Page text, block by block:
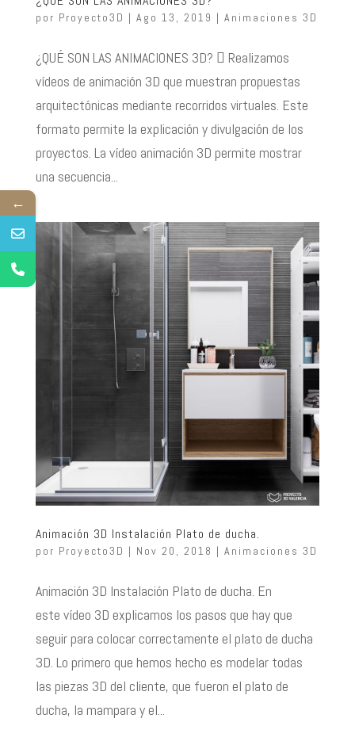
por Proyecto3D | Ago 13, 2019 | Animaciones 3D
¿QUÉ SON LAS ANIMACIONES 3D?  Realizamos
vídeos de animación 3D que muestran propuestas
arquitectónicas mediante recorridos virtuales. Este
formato permite la explicación y divulgación de los
proyectos. La vídeo animación 3D permite mostrar
una secuencia...
Animación 3D Instalación Plato de ducha.
por Proyecto3D | Nov 20, 2018 | Animaciones 3D
Animación 3D Instalación Plato de ducha. En
este vídeo 3D explicamos los pasos que hay que
seguir para colocar correctamente el plato de ducha
3D. Lo primero que hemos hecho es modelar todas
las piezas 3D del cliente, que fueron el plato de
ducha, la mampara y el...
←